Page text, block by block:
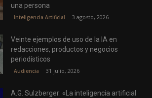
una persona
Inteligencia Artificial 3 agosto, 2026
Veinte ejemplos de uso de la IA en
redacciones, productos y negocios
periodísticos
Audiencia 31 julio, 2026
A.G. Sulzberger: «La inteligencia artificial